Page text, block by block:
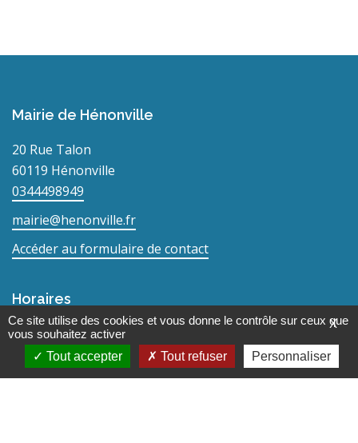
Mairie de Hénonville
20 Rue Talon
60119 Hénonville
0344498949
mairie@henonville.fr
Accéder au formulaire de contact
Horaires
Lundi : 15h30-18h00
Mardi : 15h30-18h00
Mercredi : Fermé
X
Ce site utilise des cookies et vous donne le contrôle sur ceux que
vous souhaitez activer
Tout accepter
Tout refuser Personnaliser